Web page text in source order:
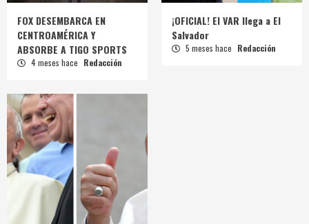
FOX DESEMBARCA EN
CENTROAMÉRICA Y
ABSORBE A TIGO SPORTS
4 meses hace Redacción
¡OFICIAL! El VAR llega a El
Salvador
5 meses hace Redacción